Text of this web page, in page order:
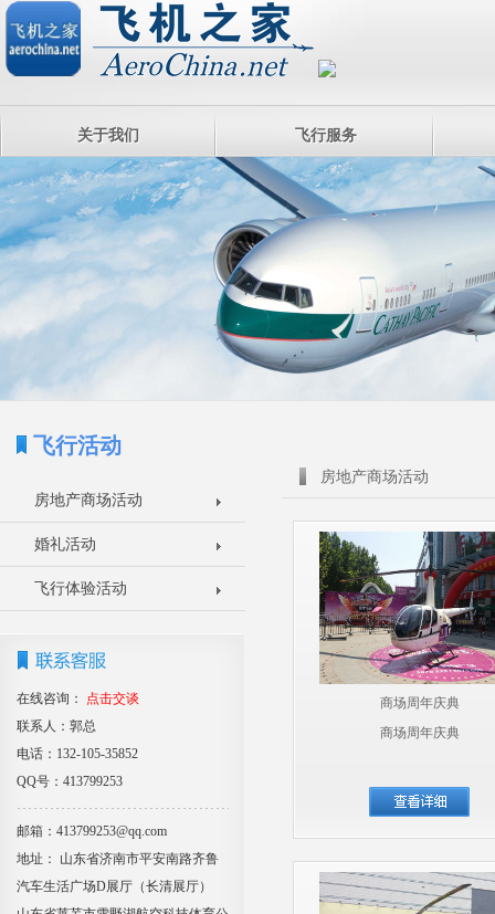
关于我们 飞行服务
飞行活动
房地产商场活动
婚礼活动
飞行体验活动
在线咨询：
点击交谈
联系人：郭总
电话：132-105-35852
QQ号：413799253
邮箱：413799253@qq.com
地址： 山东省济南市平安南路齐鲁
汽车生活广场D展厅（长清展厅）
房地产商场活动
商场周年庆典
商场周年庆典